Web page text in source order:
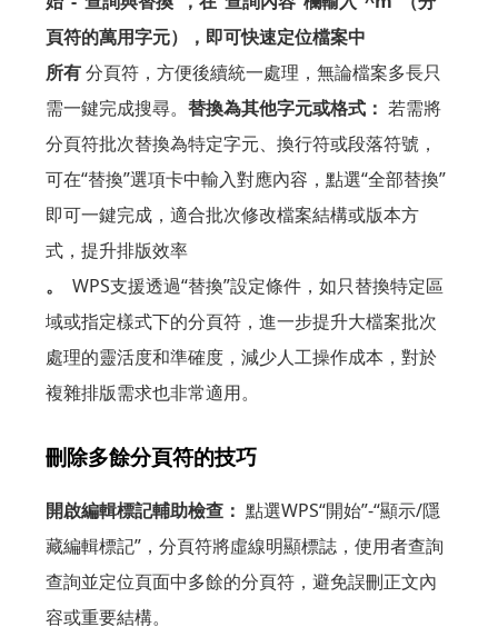
頁符的萬用字元），即可快速定位檔案中
所有分頁符，方便後續統一處理，無論檔案多長只
需一鍵完成搜尋。 替換為其他字元或格式： 若需將
分頁符批次替換為特定字元、換行符或段落符號，
可在“替換”選項卡中輸入對應內容，點選“全部替換”
即可一鍵完成，適合批次修改檔案結構或版本方
式，提升排版效率
。
WPS支援透過“替換”設定條件，如只替換特定區
域或指定樣式下的分頁符，進一步提升大檔案批次
處理的靈活度和準確度，減少人工操作成本，對於
複雜排版需求也非常適用。
刪除多餘分頁符的技巧
開啟編輯標記輔助檢查： 點選WPS“開始”-“顯示/隱
藏編輯標記”，分頁符將虛線明顯標誌，使用者查詢
查詢並定位頁面中多餘的分頁符，避免誤刪正文內
容或重要結構。